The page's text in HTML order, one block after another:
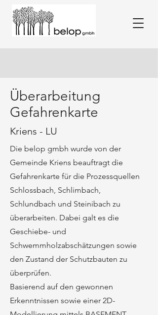
Überarbeitung
Gefahrenkarte
Kriens - LU
Die belop gmbh wurde von der
Gemeinde Kriens beauftragt die
Gefahrenkarte für die Prozessquellen
Schlossbach, Schlimbach,
Schlundbach und Steinibach zu
überarbeiten. Dabei galt es die
Geschiebe- und
Schwemmholzabschätzungen sowie
den Zustand der Schutzbauten zu
überprüfen.
Basierend auf den gewonnen
Erkenntnissen sowie einer 2D-